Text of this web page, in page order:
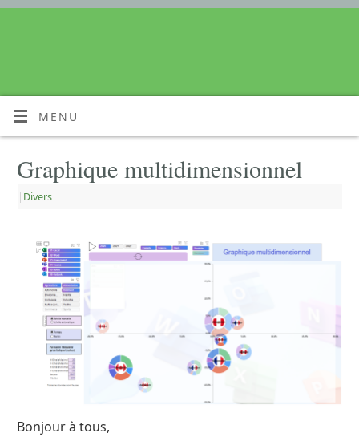
MENU
Graphique multidimensionnel
| Divers
Bonjour à tous,